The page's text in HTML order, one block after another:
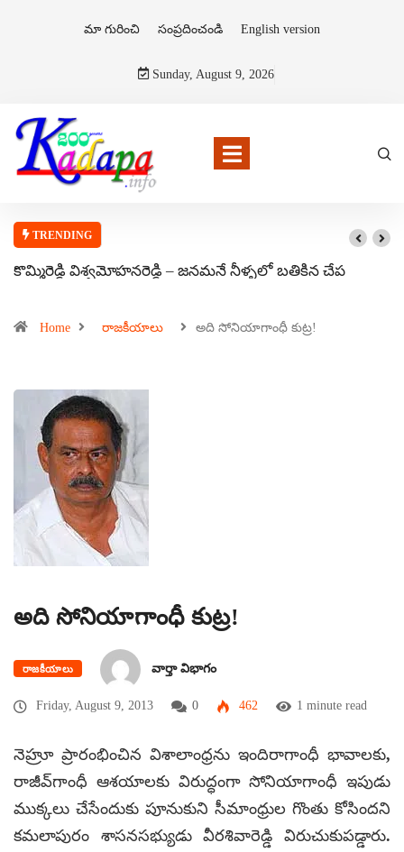
మా గురించి సంప్రదించండి English version
Sunday, August 9, 2026
TRENDING
కొమ్మిరెడ్డి విశ్వమోహనరెడ్డి – జనమనే నీళ్ళలో బతికిన చేప
Home రాజకీయాలు అది సోనియాగాంధీ కుట్ర!
అది సోనియాగాంధీ కుట్ర!
రాజకీయాలు వార్తా విభాగం
Friday, August 9, 2013 0 462 1 minute read
నెహ్రూ ప్రారంభించిన విశాలాంధ్రను ఇందిరాగాంధీ భావాలకు,
రాజీవ్‌గాంధీ ఆశయాలకు విరుద్ధంగా సోనియాగాంధీ ఇపుడు
ముక్కలు చేసేందుకు పూనుకుని సీమాంధ్రుల గొంతు కోసిందని
కమలాపురం శాసనసభ్యుడు వీరశివారెడ్డి విరుచుకుపడ్డారు.